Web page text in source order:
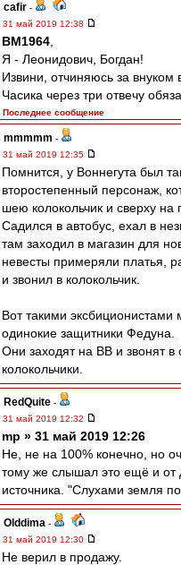
cafir -
31 май 2019 12:38
BM1964
Я - Леонидович, Богдан!
Извини, отчиняюсь за внуком
Часика через три отвечу
Последнее сообщение
mmmmm -
31 май 2019 12:35
Помнится, у Воннегута был
второстепенный персонаж,
шею колокольчик и сверху на
Садился в автобус, ехал в
там заходил в магазин для
невесты примеряли платья,
и звонил в колокольчик.
Вот такими эксбиционистами
одинокие защитники Федуна.
Они заходят на ВВ и звонят в
колокольчики.
RedQuite -
31 май 2019 12:32
mp » 31 май 2019 12:26
Не, не на 100% конечно, но
тому же слышал это ещё и от
источника. "Слухами земля
Olddima -
31 май 2019 12:30
Не верил в продажу.